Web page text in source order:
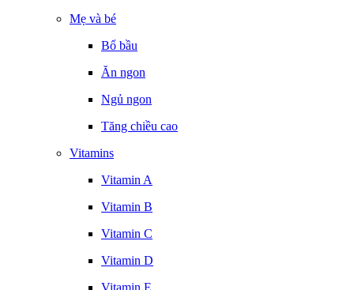
Mẹ và bé
Bổ bầu
Ăn ngon
Ngủ ngon
Tăng chiều cao
Vitamins
Vitamin A
Vitamin B
Vitamin C
Vitamin D